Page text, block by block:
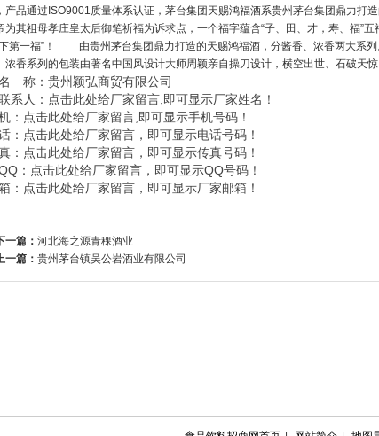
产品通过ISO9001质量体系认证，茅台集团天赐鸿福酒系贵州茅台集团鼎力打
为其祖母孝庄皇太后御笔祈福为诉求点，一个福字蕴含“子、田、才，寿、福”
第一福”！ 由贵州茅台集团鼎力打造的天赐鸿福酒，分酱香、浓香两大系列
浓香系列的包装由著名中国风设计大师周颖亲自操刀设计，横空出世、石破天惊
称：贵州颖弘商贸有限公司
系人：点击此处给厂家留言,即可显示厂家姓名！
点击此处给厂家留言,即可显示手机号码！
：点击此处给厂家留言，即可显示电话号码！
点击此处给厂家留言，即可显示传真号码！
：点击此处给厂家留言，即可显示QQ号码！
：点击此处给厂家留言，即可显示厂家邮箱！
一篇： 河北海之源青稞酒业
一篇： 贵州茅台镇吴公岩酒业有限公司